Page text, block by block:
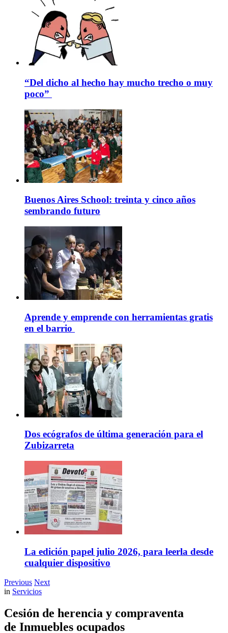
“Del dicho al hecho hay mucho trecho o muy
poco”
Buenos Aires School: treinta y cinco años
sembrando futuro
Aprende y emprende con herramientas gratis
en el barrio
Dos ecógrafos de última generación para el
Zubizarreta
La edición papel julio 2026, para leerla desde
cualquier dispositivo
Previous Next
in Servicios
Cesión de herencia y compraventa
de Inmuebles ocupados